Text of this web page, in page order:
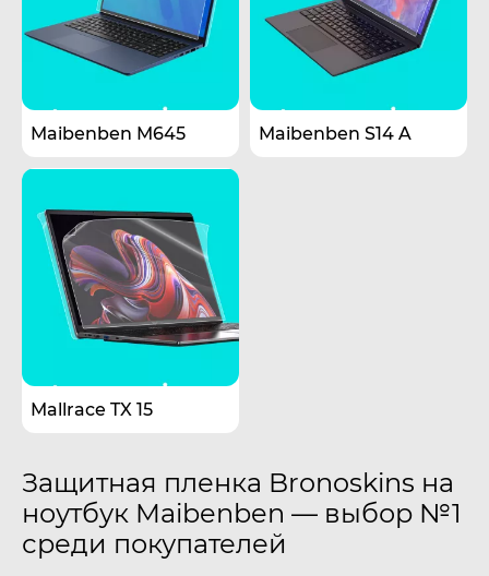
Maibenben M645 Maibenben S14 A
Mallrace TX 15
Защитная пленка Bronoskins на
ноутбук Maibenben — выбор №1
среди покупателей